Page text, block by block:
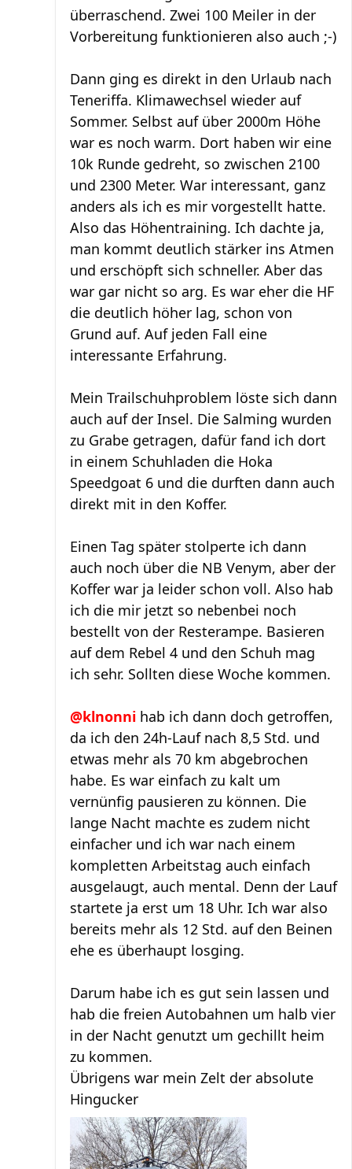
überraschend. Zwei 100 Meiler in der
Vorbereitung funktionieren also auch ;-)
Dann ging es direkt in den Urlaub nach
Teneriffa. Klimawechsel wieder auf
Sommer. Selbst auf über 2000m Höhe
war es noch warm. Dort haben wir eine
10k Runde gedreht, so zwischen 2100
und 2300 Meter. War interessant, ganz
anders als ich es mir vorgestellt hatte.
Also das Höhentraining. Ich dachte ja,
man kommt deutlich stärker ins Atmen
und erschöpft sich schneller. Aber das
war gar nicht so arg. Es war eher die HF
die deutlich höher lag, schon von
Grund auf. Auf jeden Fall eine
interessante Erfahrung.
Mein Trailschuhproblem löste sich dann
auch auf der Insel. Die Salming wurden
zu Grabe getragen, dafür fand ich dort
in einem Schuhladen die Hoka
Speedgoat 6 und die durften dann auch
direkt mit in den Koffer.
Einen Tag später stolperte ich dann
auch noch über die NB Venym, aber der
Koffer war ja leider schon voll. Also hab
ich die mir jetzt so nebenbei noch
bestellt von der Resterampe. Basieren
auf dem Rebel 4 und den Schuh mag
ich sehr. Sollten diese Woche kommen.
@klnonni hab ich dann doch getroffen,
da ich den 24h-Lauf nach 8,5 Std. und
etwas mehr als 70 km abgebrochen
habe. Es war einfach zu kalt um
vernünfig pausieren zu können. Die
lange Nacht machte es zudem nicht
einfacher und ich war nach einem
kompletten Arbeitstag auch einfach
ausgelaugt, auch mental. Denn der Lauf
startete ja erst um 18 Uhr. Ich war also
bereits mehr als 12 Std. auf den Beinen
ehe es überhaupt losging.
Darum habe ich es gut sein lassen und
hab die freien Autobahnen um halb vier
in der Nacht genutzt um gechillt heim
zu kommen.
Übrigens war mein Zelt der absolute
Hingucker